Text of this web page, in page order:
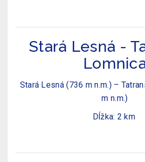
Stará Lesná -
Stará Lesná (736 m n.m.) –
m n.m.)
Dĺžka: 2 km